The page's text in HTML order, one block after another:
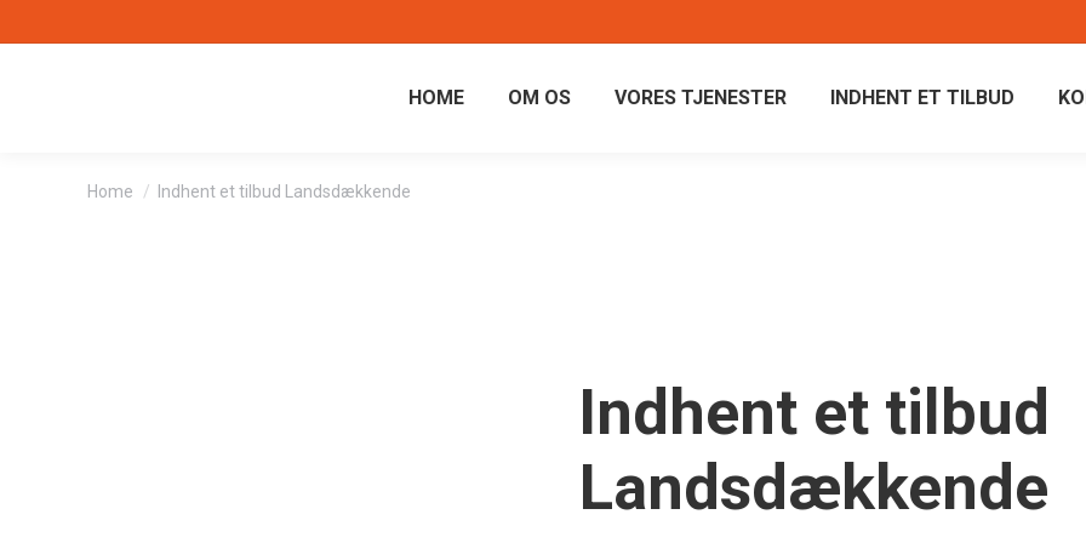
HOME OM OS VORES TJENESTER INDHENT ET TILBUD
You are here:
Home Indhent et tilbud Landsdækkende
Indhent et tilbud
Landsdækkende